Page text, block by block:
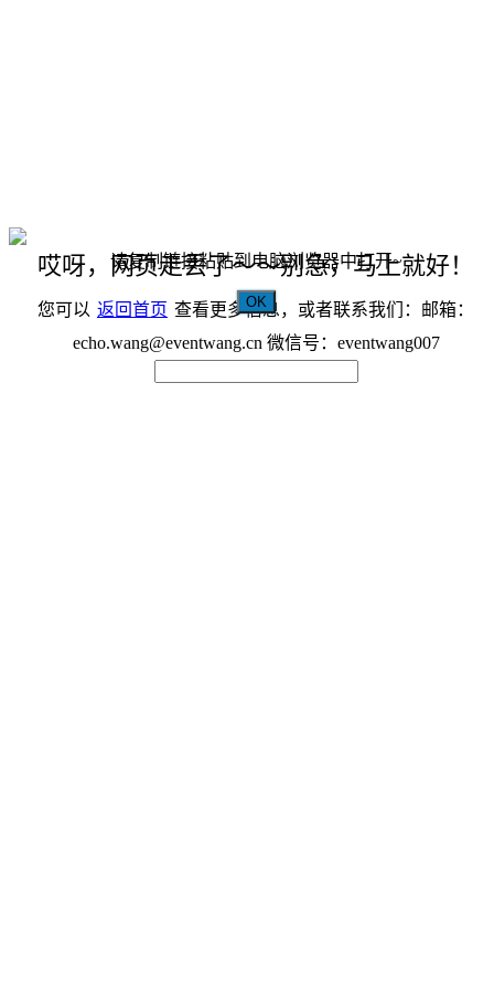
哎呀，网页走丢了～～别急，马上就好！
您可以 返回首页 查看更多信息，或者联系我们：邮箱：
echo.wang@eventwang.cn 微信号：eventwang007
请复制链接粘贴到电脑浏览器中打开~
OK